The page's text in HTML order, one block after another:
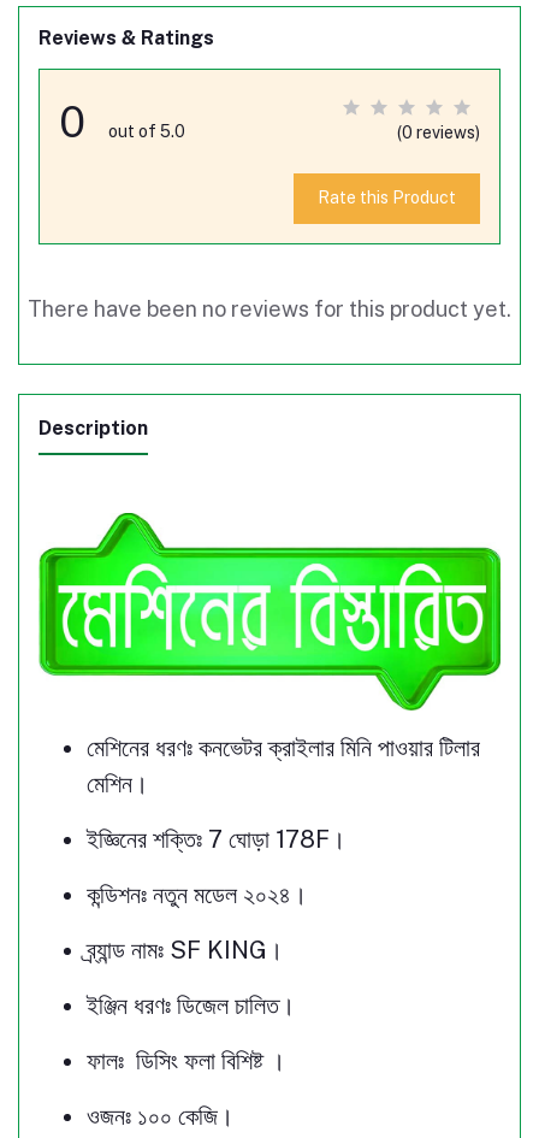
Reviews & Ratings
0 out of 5.0 (0 reviews)
Rate this Product
There have been no reviews for this product yet.
Description
মেশিনের ধরণঃ কনভেটর ক্রাইলার মিনি পাওয়ার টিলার
মেশিন।
ইজ্ঞিনের শক্তিঃ 7 ঘোড়া 178F।
কন্ডিশনঃ নতুন মডেল ২০২৪।
ব্র্যান্ড নামঃ SF KING।
ইঞ্জিন ধরণঃ ডিজেল চালিত।
ফালঃ ডিসিং ফলা বিশিষ্ট ।
ওজনঃ ১০০ কেজি।